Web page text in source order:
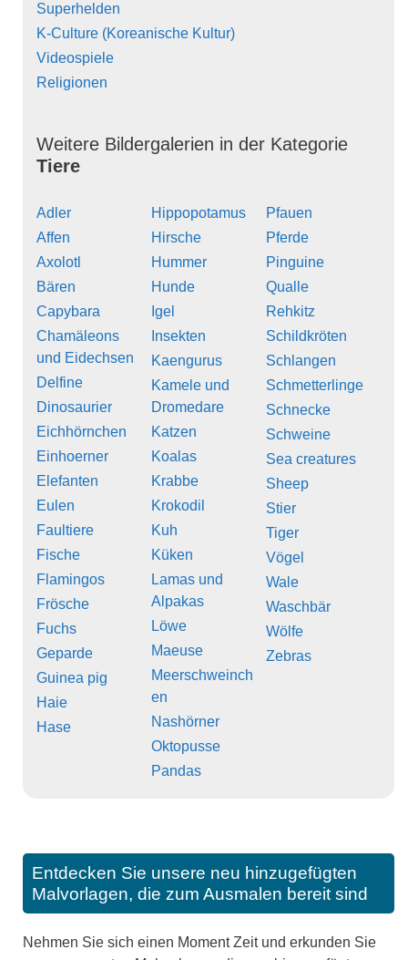
Superhelden
K-Culture (Koreanische Kultur)
Videospiele
Religionen
Weitere Bildergalerien in der Kategorie
Tiere
Adler
Affen
Axolotl
Bären
Capybara
Chamäleons
und Eidechsen
Delfine
Dinosaurier
Eichhörnchen
Einhoerner
Elefanten
Eulen
Faultiere
Fische
Flamingos
Frösche
Fuchs
Geparde
Guinea pig
Haie
Hase
Hippopotamus
Hirsche
Hummer
Hunde
Igel
Insekten
Kaengurus
Kamele und
Dromedare
Katzen
Koalas
Krabbe
Krokodil
Kuh
Küken
Lamas und
Alpakas
Löwe
Maeuse
Meerschweinch
en
Nashörner
Oktopusse
Pandas
Pfauen
Pferde
Pinguine
Qualle
Rehkitz
Schildkröten
Schlangen
Schmetterlinge
Schnecke
Schweine
Sea creatures
Sheep
Stier
Tiger
Vögel
Wale
Waschbär
Wölfe
Zebras
Entdecken Sie unsere neu hinzugefügten
Malvorlagen, die zum Ausmalen bereit sind
Nehmen Sie sich einen Moment Zeit und erkunden Sie